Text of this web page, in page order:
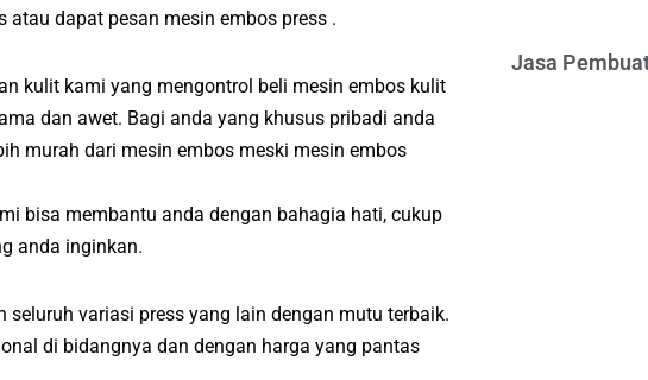
dapat pesan mesin embos press .
kulit kami yang mengontrol beli mesin embos kulit
dan awet. Bagi anda yang khusus pribadi anda
murah dari mesin embos meski mesin embos
bisa membantu anda dengan bahagia hati, cukup
anda inginkan.
variasi press yang lain dengan mutu terbaik.
di bidangnya dan dengan harga yang pantas
Jasa